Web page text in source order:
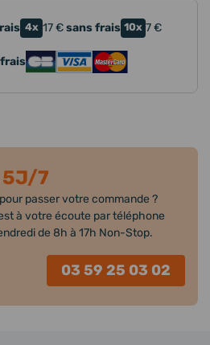
4x 17€sans frais 10x 7€
5J/7
passer votre commande ?
à votre écoute par téléphone
de 8h à 17h Non-Stop.
03 59 25 03 02